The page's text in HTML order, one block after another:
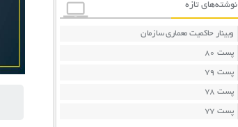
نوشته‌های تازه
وبینار حاکمیت معماری سازمان
پست 80
پست 79
پست 78
پست 77